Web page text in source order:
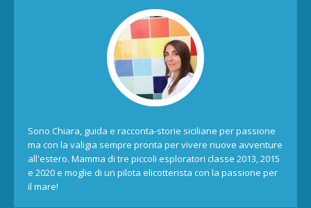
Sono Chiara, guida e racconta-storie siciliane per passione
ma con la valigia sempre pronta per vivere nuove avventure
all'estero. Mamma di tre piccoli esploratori classe 2013, 2015
e 2020 e moglie di un pilota elicotterista con la passione per
il mare!